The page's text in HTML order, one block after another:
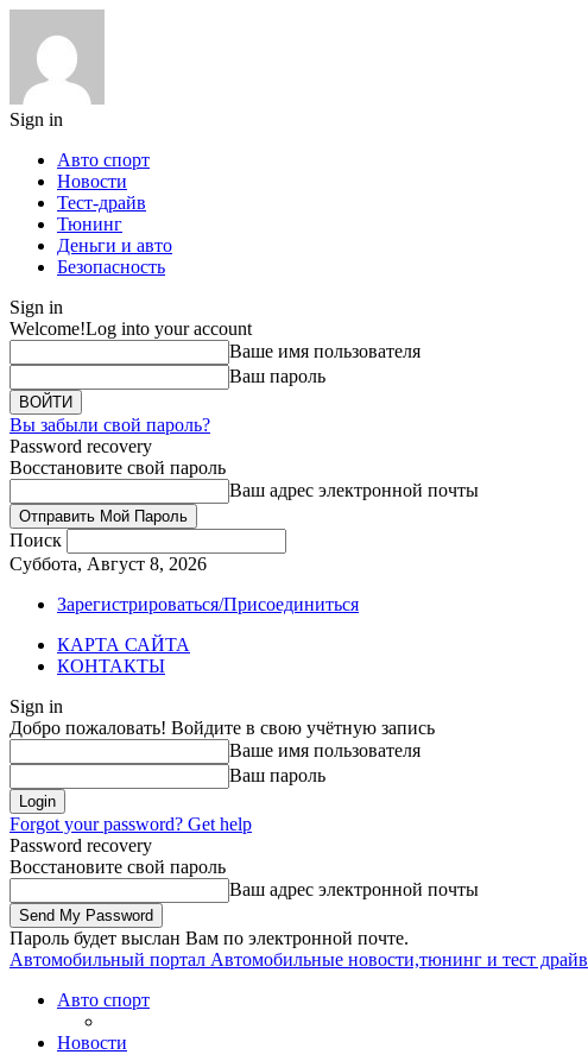
Sign in
Авто спорт
Новости
Тест-драйв
Тюнинг
Деньги и авто
Безопасность
Sign in
Welcome!Log into your account
Ваше имя пользователя
Ваш пароль
Вы забыли свой пароль?
Password recovery
Восстановите свой пароль
Ваш адрес электронной почты
Поиск
Суббота, Август 8, 2026
Зарегистрироваться/Присоединиться
КАРТА САЙТА
КОНТАКТЫ
Sign in
Добро пожаловать! Войдите в свою учётную запись
Ваше имя пользователя
Ваш пароль
Forgot your password? Get help
Password recovery
Восстановите свой пароль
Ваш адрес электронной почты
Пароль будет выслан Вам по электронной почте.
Автомобильный портал Автомобильные новости,тюнинг и тест драйв
Авто спорт
Новости